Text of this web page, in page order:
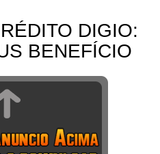
DIGIO:
BENEFÍCIO